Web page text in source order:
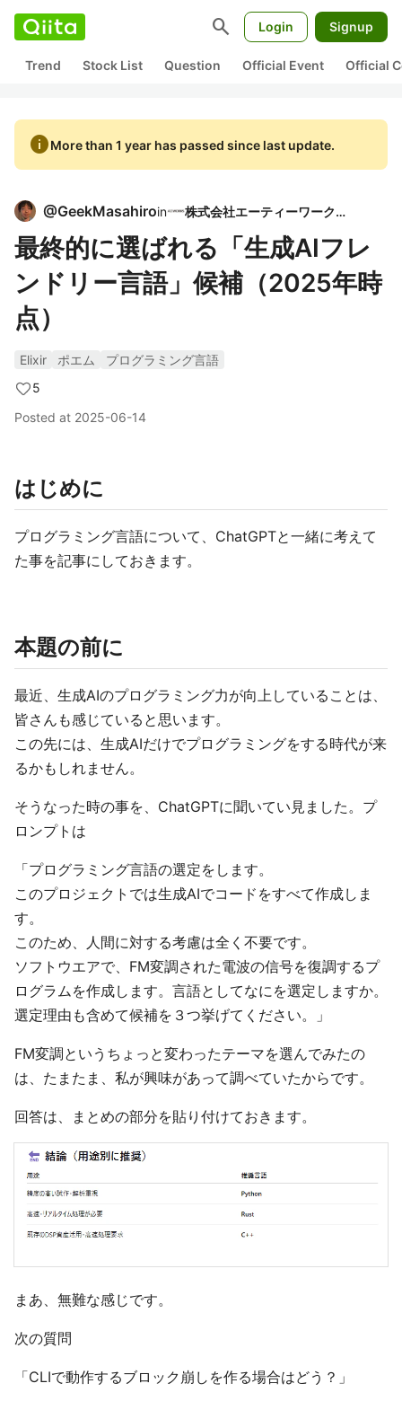
search Login Signup
Trend Stock List Question Official Event Official
infoMore than 1 year has passed since last update.
@GeekMasahiroin 株式会社エーティーワークス
最終的に選ばれる「生成AIフレ
ンドリー言語」候補（2025年時
点）
Elixir ポエム
プログラミング言語
5
Posted at 2025-06-14
はじめに
プログラミング言語について、ChatGPTと一緒に考えて
た事を記事にしておきます。
本題の前に
最近、生成AIのプログラミング力が向上していることは、
皆さんも感じていると思います。
この先には、生成AIだけでプログラミングをする時代が来
るかもしれません。
そうなった時の事を、ChatGPTに聞いてい見ました。プ
ロンプトは
「プログラミング言語の選定をします。
このプロジェクトでは生成AIでコードをすべて作成しま
す。
このため、人間に対する考慮は全く不要です。
ソフトウエアで、FM変調された電波の信号を復調するプ
ログラムを作成します。言語としてなにを選定しますか。
選定理由も含めて候補を３つ挙げてください。」
FM変調というちょっと変わったテーマを選んでみたの
は、たまたま、私が興味があって調べていたからです。
回答は、まとめの部分を貼り付けておきます。
まあ、無難な感じです。
次の質問
「CLIで動作するブロック崩しを作る場合はどう？」